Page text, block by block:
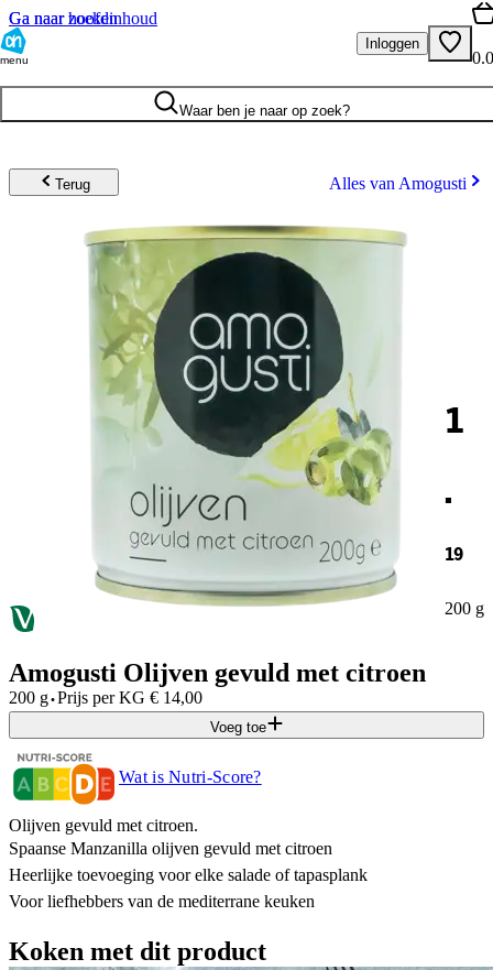
Ga naar hoofdinhoud
Ga naar zoeken
menu
Inloggen
Waar ben je naar op zoek?
Terug Alles van Amogusti
1
.
19
200 g
Amogusti Olijven gevuld met citroen
200 g·Prijs per KG € 14,00
Voeg toe
Wat is Nutri-Score?
Olijven gevuld met citroen.
Spaanse Manzanilla olijven gevuld met citroen
Heerlijke toevoeging voor elke salade of tapasplank
Voor liefhebbers van de mediterrane keuken
Koken met dit product